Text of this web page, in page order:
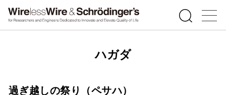
ハガダ
過ぎ越しの祭り（ペサハ）